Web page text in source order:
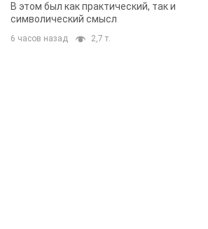
В этом был как практический, так и
символический смысл
6 часов назад 2,7 т.